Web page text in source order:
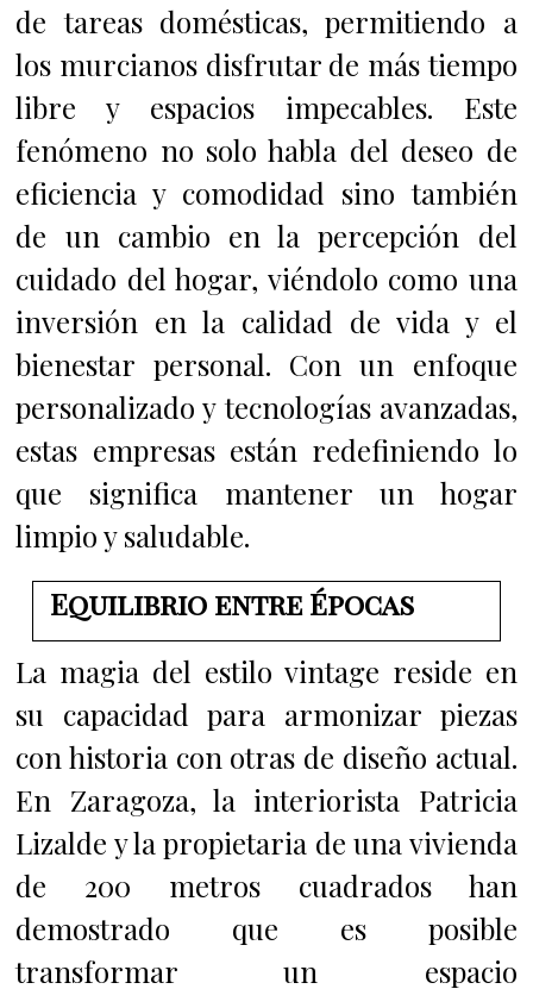
de tareas domésticas, permitiendo a
los murcianos disfrutar de más tiempo
libre y espacios impecables. Este
fenómeno no solo habla del deseo de
eficiencia y comodidad sino también
de un cambio en la percepción del
cuidado del hogar, viéndolo como una
inversión en la calidad de vida y el
bienestar personal. Con un enfoque
personalizado y tecnologías avanzadas,
estas empresas están redefiniendo lo
que significa mantener un hogar
limpio y saludable.
Equilibrio entre Épocas
La magia del estilo vintage reside en
su capacidad para armonizar piezas
con historia con otras de diseño actual.
En Zaragoza, la interiorista Patricia
Lizalde y la propietaria de una vivienda
de 200 metros cuadrados han
demostrado que es posible
transformar un espacio